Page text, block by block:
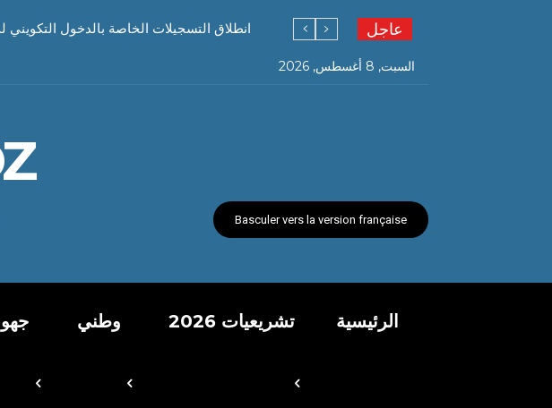
عاجل انطلاق التسجيلات الخاصة بالدخول التكويني لدورة
السبت, 8 أغسطس, 2026
Basculer vers la version française
الرئيسية تشريعيات 2026 وطني